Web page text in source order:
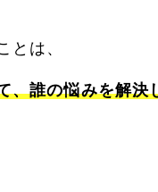
とは、
、誰の悩みを解決